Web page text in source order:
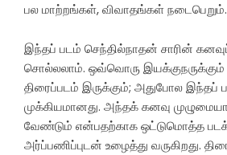
பல மாற்றங்கள், விவாதங்கள் நடைபெறும்.
இந்தப் படம் செந்தில்நாதன் சாரின்
சொல்லலாம். ஒவ்வொரு இயக்குநருக்கும்
திரைப்படம் இருக்கும்; அதுபோல இந்தப்
முக்கியமானது. அந்தக் கனவு
வேண்டும் என்பதற்காக ஒட்டுமொத்த
அர்ப்பணிப்புடன் உழைத்து வருகிறது.